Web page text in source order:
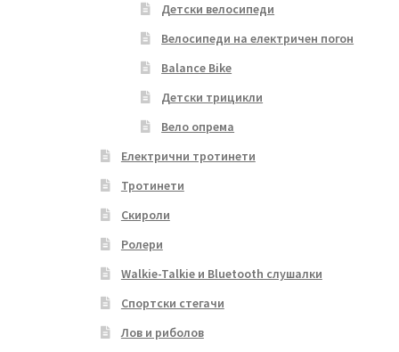
Детски велосипеди
Велосипеди на електричен погон
Balance Bike
Детски трицикли
Вело опрема
Електрични тротинети
Тротинети
Скироли
Ролери
Walkie-Talkie и Bluetooth слушалки
Спортски стегачи
Лов и риболов